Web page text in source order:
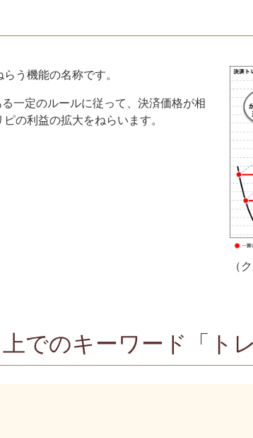
う機能の名称です。
一定のルールに従って、決済価格が相
の利益の拡大をねらいます。
（
でのキーワード「ト